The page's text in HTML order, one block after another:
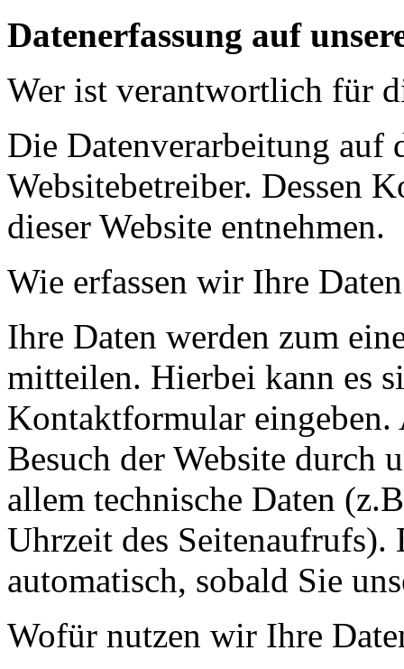
Datenerfassung auf
Wer ist verantwortlich für
Die Datenverarbeitung auf
Websitebetreiber. Dessen
dieser Website entnehmen.
Wie erfassen wir Ihre
Ihre Daten werden zum
mitteilen. Hierbei kann es
Kontaktformular eingeben.
Besuch der Website durch
allem technische Daten
Uhrzeit des Seitenaufrufs).
automatisch, sobald Sie
Wofür nutzen wir Ihre